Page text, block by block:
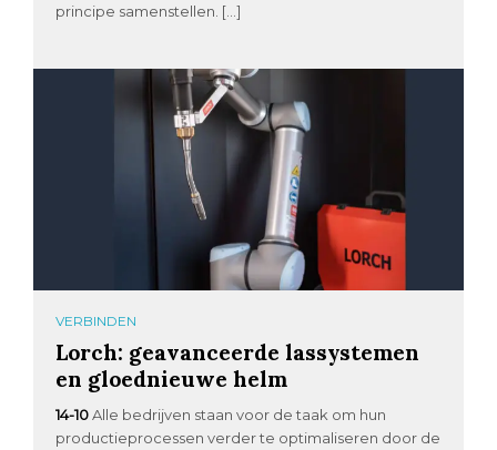
principe samenstellen. […]
VERBINDEN
Lorch: geavanceerde lassystemen
en gloednieuwe helm
14-10 Alle bedrijven staan voor de taak om hun
productieprocessen verder te optimaliseren door de